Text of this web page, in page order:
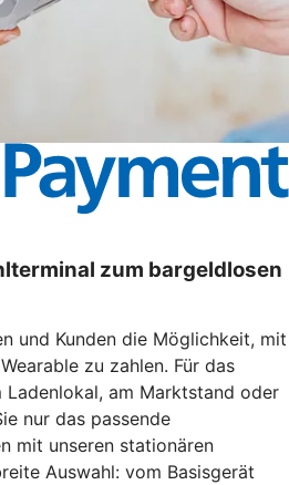
zum bargeldlosen
und Kunden die Möglichkeit, mit
zu zahlen. Für das
Ladenlokal, am Marktstand oder
nur das passende
mit unseren stationären
Auswahl: vom Basisgerät